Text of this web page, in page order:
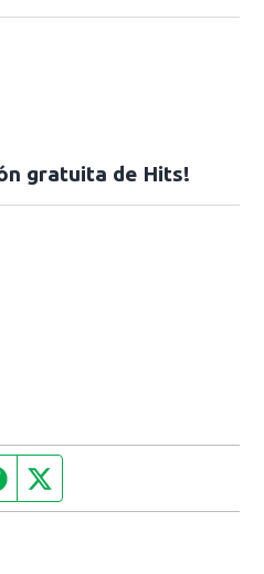
gratuita de Hits!
Facebook page